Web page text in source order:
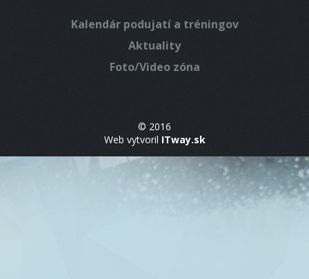
Kalendár podujatí a tréningov
Aktuality
Foto/Video zóna
© 2016
Web vytvoril ITway.sk